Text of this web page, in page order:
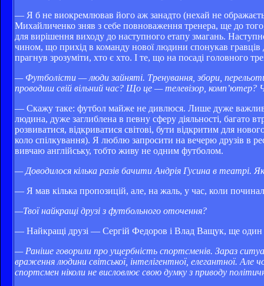
— Я б не виокремлював його аж занадто (нехай не
Михайличенко зняв з себе повноваження тренера, ще до
для вирішення виходу до наступного етапу змагань.
чином, що прихід в команду нової людини спонукав гравців
прагнув зрозуміти, хто є хто. І те, що на посаді головного
— Футболісти — люди зайняті. Тренування, збори,
проводиш свій вільний час? Що це — телевізор, комп’ютер?
— Скажу таке: футбол майже не дивлюся. Лише дуже
людина, дуже заглиблена в певну сферу діяльності, багато
розвиватися, відкриватися світові, бути відкритим для
коло спілкування). Я люблю запросити на вечерю друзів в
вивчаю англійську, тобто живу не одним футболом.
— Доводилося кілька разів бачити Андрія Гусина в театрі.
— Я мав кілька пропозицій, але, на жаль, у час, коли
—Твої найкращі друзі з футбольного оточення?
— Найкращі друзі — Сергій Федоров і Влад Ващук, ще один
— Раніше говорили про ущербність спортсменів. Зараз
враження людини світської, інтелігентної, елегантної.
спортсмен ніколи не висловлює свою думку з приводу